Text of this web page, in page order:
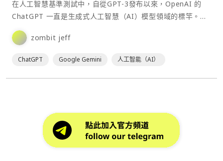
在人工智慧基準測試中，自從GPT-3發布以來，OpenAI 的
ChatGPT 一直是生成式人工智慧（AI）模型領域的標竿。它
的最新模型 GPT-4o 和其主要競爭對手 Anthropic 的
Claude-3，在過去一年左右的大多數基準測試中一直處於領
zombit jeff
ChatGPT Google Gemini 人工智能（AI）